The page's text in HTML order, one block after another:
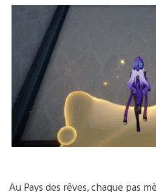
Au Pays des rêves, chaque pas